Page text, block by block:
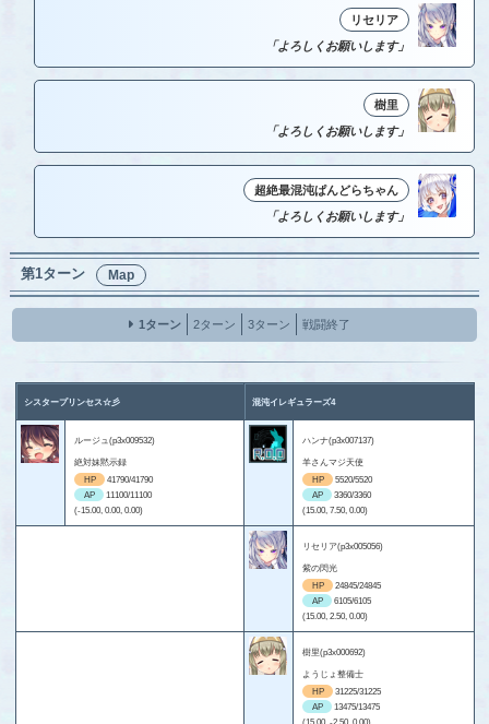
リセリア
「よろしくお願いします」
樹里
「よろしくお願いします」
超絶最混沌ぱんどらちゃん
「よろしくお願いします」
第1ターン Map
1ターン 2ターン 3ターン 戦闘終了
シスタープリンセス☆彡 混沌イレギュラーズ4
ルージュ(p3x009532)
絶対妹黙示録
HP
41790/41790
AP
11100/11100
(-15.00, 0.00, 0.00)
ハンナ(p3x007137)
羊さんマジ天使
HP
5520/5520
AP
3360/3360
(15.00, 7.50, 0.00)
リセリア(p3x005056)
紫の閃光
HP
24845/24845
AP
6105/6105
(15.00, 2.50, 0.00)
樹里(p3x000692)
ようじょ整備士
HP
31225/31225
AP
13475/13475